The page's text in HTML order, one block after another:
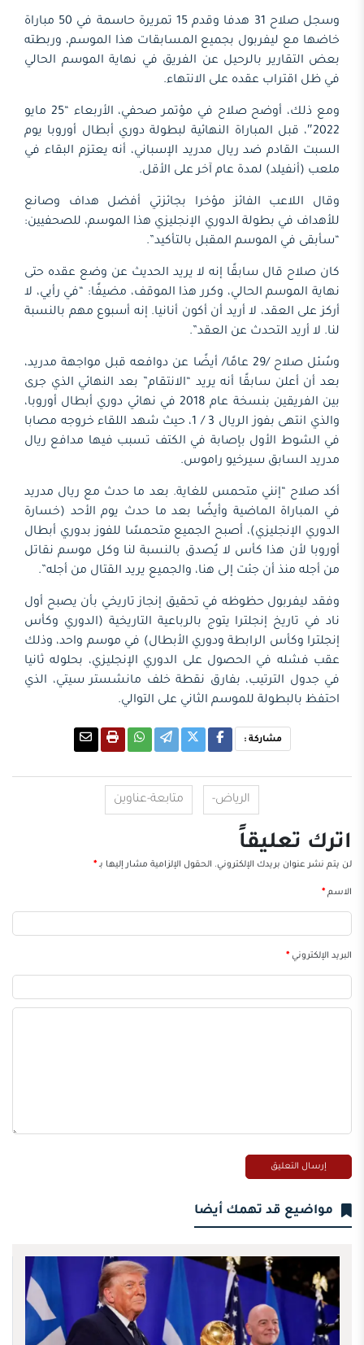
وسجل صلاح 31 هدفا وقدم 15 تمريرة حاسمة في 50 مباراة
خاضها مع ليفربول بجميع المسابقات هذا الموسم، وربطته
بعض التقارير بالرحيل عن الفريق في نهاية الموسم الحالي
في ظل اقتراب عقده على الانتهاء.
ومع ذلك، أوضح صلاح في مؤتمر صحفي، الأربعاء “25 مايو
2022″، قبل المباراة النهائية لبطولة دوري أبطال أوروبا يوم
السبت القادم ضد ريال مدريد الإسباني، أنه يعتزم البقاء في
ملعب (أنفيلد) لمدة عام آخر على الأقل.
وقال اللاعب الفائز مؤخرا بجائزتي أفضل هداف وصانع
للأهداف في بطولة الدوري الإنجليزي هذا الموسم، للصحفيين:
“سأبقى في الموسم المقبل بالتأكيد”.
كان صلاح قال سابقًا إنه لا يريد الحديث عن وضع عقده حتى
نهاية الموسم الحالي، وكرر هذا الموقف، مضيفًا: “في رأيي، لا
أركز على العقد، لا أريد أن أكون أنانيا. إنه أسبوع مهم بالنسبة
لنا. لا أريد التحدث عن العقد”.
وسُئل صلاح /29 عامًا/ أيضًا عن دوافعه قبل مواجهة مدريد،
بعد أن أعلن سابقًا أنه يريد “الانتقام” بعد النهائي الذي جرى
بين الفريقين بنسخة عام 2018 في نهائي دوري أبطال أوروبا،
والذي انتهى بفوز الريال 3 / 1، حيث شهد اللقاء خروجه مصابا
في الشوط الأول بإصابة في الكتف تسبب فيها مدافع ريال
مدريد السابق سيرخيو راموس.
أكد صلاح “إنني متحمس للغاية. بعد ما حدث مع ريال مدريد
في المباراة الماضية وأيضًا بعد ما حدث يوم الأحد (خسارة
الدوري الإنجليزي)، أصبح الجميع متحمسًا للفوز بدوري أبطال
أوروبا لأن هذا كأس لا يُصدق بالنسبة لنا وكل موسم نقاتل
من أجله منذ أن جئت إلى هنا، والجميع يريد القتال من أجله”.
وفقد ليفربول حظوظه في تحقيق إنجاز تاريخي بأن يصبح أول
ناد في تاريخ إنجلترا يتوج بالرباعية التاريخية (الدوري وكأس
إنجلترا وكأس الرابطة ودوري الأبطال) في موسم واحد، وذلك
عقب فشله في الحصول على الدوري الإنجليزي، بحلوله ثانيا
في جدول الترتيب، بفارق نقطة خلف مانشستر سيتي، الذي
احتفظ بالبطولة للموسم الثاني على التوالي.
مشاركة :
الرياض- متابعة-عناوين
اترك تعليقاً
لن يتم نشر عنوان بريدك الإلكتروني. الحقول الإلزامية مشار إليها بـ*
الاسم*
البريد الإلكتروني*
مواضيع قد تهمك أيضا